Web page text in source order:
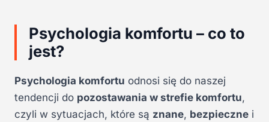
Psychologia komfortu – co to
jest?
Psychologia komfortu odnosi się do naszej
tendencji do pozostawania w strefie komfortu,
czyli w sytuacjach, które są znane, bezpieczne i